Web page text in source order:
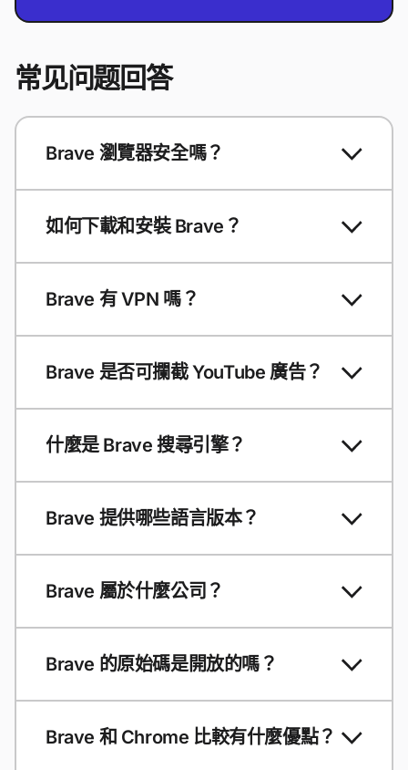
常见问题回答
Brave 瀏覽器安全嗎？
如何下載和安裝 Brave？
Brave 有 VPN 嗎？
Brave 是否可攔截 YouTube 廣告？
什麼是 Brave 搜尋引擎？
Brave 提供哪些語言版本？
Brave 屬於什麼公司？
Brave 的原始碼是開放的嗎？
Brave 和 Chrome 比較有什麼優點？